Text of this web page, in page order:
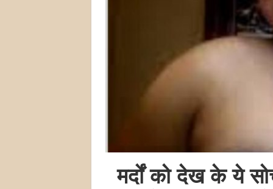
मर्दों को देख के ये